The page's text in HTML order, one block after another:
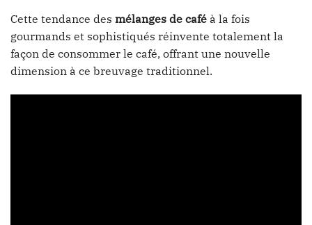
Cette tendance des mélanges de café à la fois
gourmands et sophistiqués réinvente totalement la
façon de consommer le café, offrant une nouvelle
dimension à ce breuvage traditionnel.